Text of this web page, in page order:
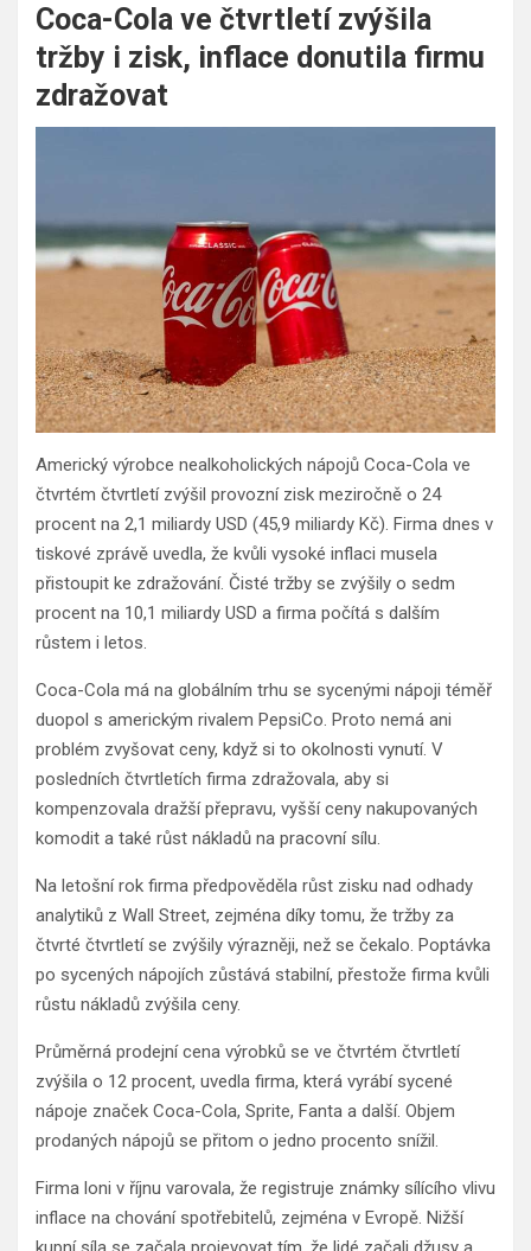
Coca-Cola ve čtvrtletí zvýšila
tržby i zisk, inflace donutila firmu
zdražovat
Americký výrobce nealkoholických nápojů Coca-Cola ve
čtvrtém čtvrtletí zvýšil provozní zisk meziročně o 24
procent na 2,1 miliardy USD (45,9 miliardy Kč). Firma dnes v
tiskové zprávě uvedla, že kvůli vysoké inflaci musela
přistoupit ke zdražování. Čisté tržby se zvýšily o sedm
procent na 10,1 miliardy USD a firma počítá s dalším
růstem i letos.
Coca-Cola má na globálním trhu se sycenými nápoji téměř
duopol s americkým rivalem PepsiCo. Proto nemá ani
problém zvyšovat ceny, když si to okolnosti vynutí. V
posledních čtvrtletích firma zdražovala, aby si
kompenzovala dražší přepravu, vyšší ceny nakupovaných
komodit a také růst nákladů na pracovní sílu.
Na letošní rok firma předpověděla růst zisku nad odhady
analytiků z Wall Street, zejména díky tomu, že tržby za
čtvrté čtvrtletí se zvýšily výrazněji, než se čekalo. Poptávka
po sycených nápojích zůstává stabilní, přestože firma kvůli
růstu nákladů zvýšila ceny.
Průměrná prodejní cena výrobků se ve čtvrtém čtvrtletí
zvýšila o 12 procent, uvedla firma, která vyrábí sycené
nápoje značek Coca-Cola, Sprite, Fanta a další. Objem
prodaných nápojů se přitom o jedno procento snížil.
Firma loni v říjnu varovala, že registruje známky sílícího vlivu
inflace na chování spotřebitelů, zejména v Evropě. Nižší